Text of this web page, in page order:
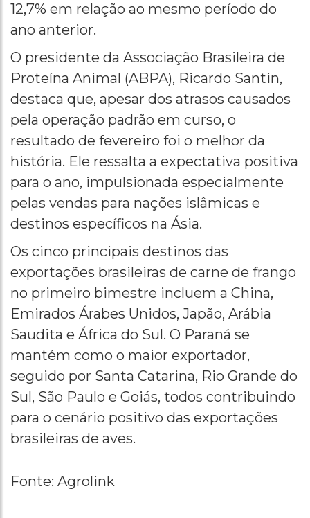
12,7% em relação ao mesmo período do
ano anterior.
O presidente da Associação Brasileira de
Proteína Animal (ABPA), Ricardo Santin,
destaca que, apesar dos atrasos causados
pela operação padrão em curso, o
resultado de fevereiro foi o melhor da
história. Ele ressalta a expectativa positiva
para o ano, impulsionada especialmente
pelas vendas para nações islâmicas e
destinos específicos na Ásia.
Os cinco principais destinos das
exportações brasileiras de carne de frango
no primeiro bimestre incluem a China,
Emirados Árabes Unidos, Japão, Arábia
Saudita e África do Sul. O Paraná se
mantém como o maior exportador,
seguido por Santa Catarina, Rio Grande do
Sul, São Paulo e Goiás, todos contribuindo
para o cenário positivo das exportações
brasileiras de aves.
Fonte: Agrolink